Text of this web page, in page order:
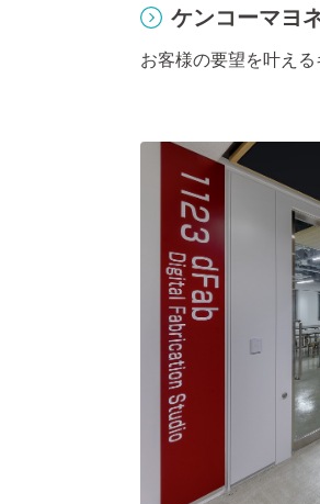
ケンコーマヨ
お客様の要望を叶え